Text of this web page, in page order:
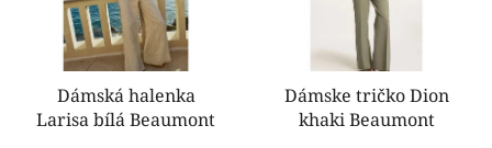
Dámská halenka
Larisa bílá Beaumont
Dámske tričko Dion
khaki Beaumont